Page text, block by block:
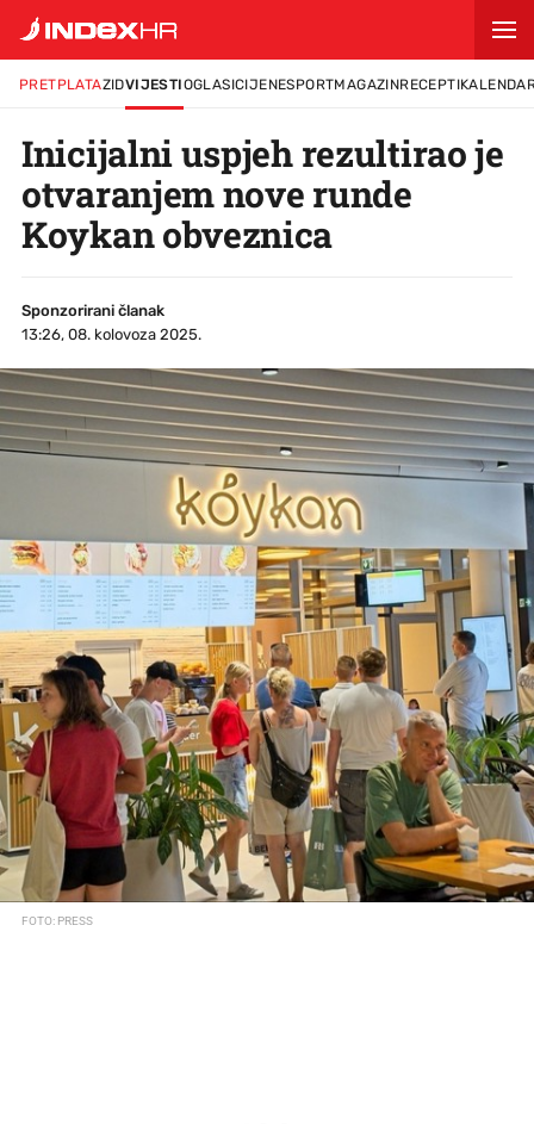
PRETPLATAZIDVIJESTIOGLASICIJENESPORTMAGAZINRECEPTI
Inicijalni uspjeh rezultirao je
otvaranjem nove runde
Koykan obveznica
Sponzorirani članak
13:26, 08. kolovoza 2025.
FOTO: PRESS